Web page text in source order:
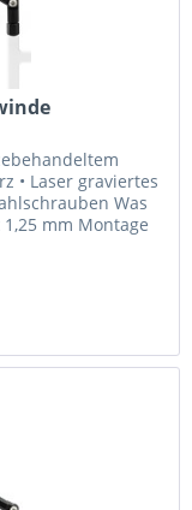
• Laser graviertes
Was
mm Montage